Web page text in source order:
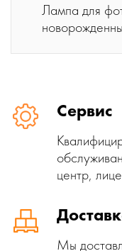
Лампа для
Сервис
центр,
Мы